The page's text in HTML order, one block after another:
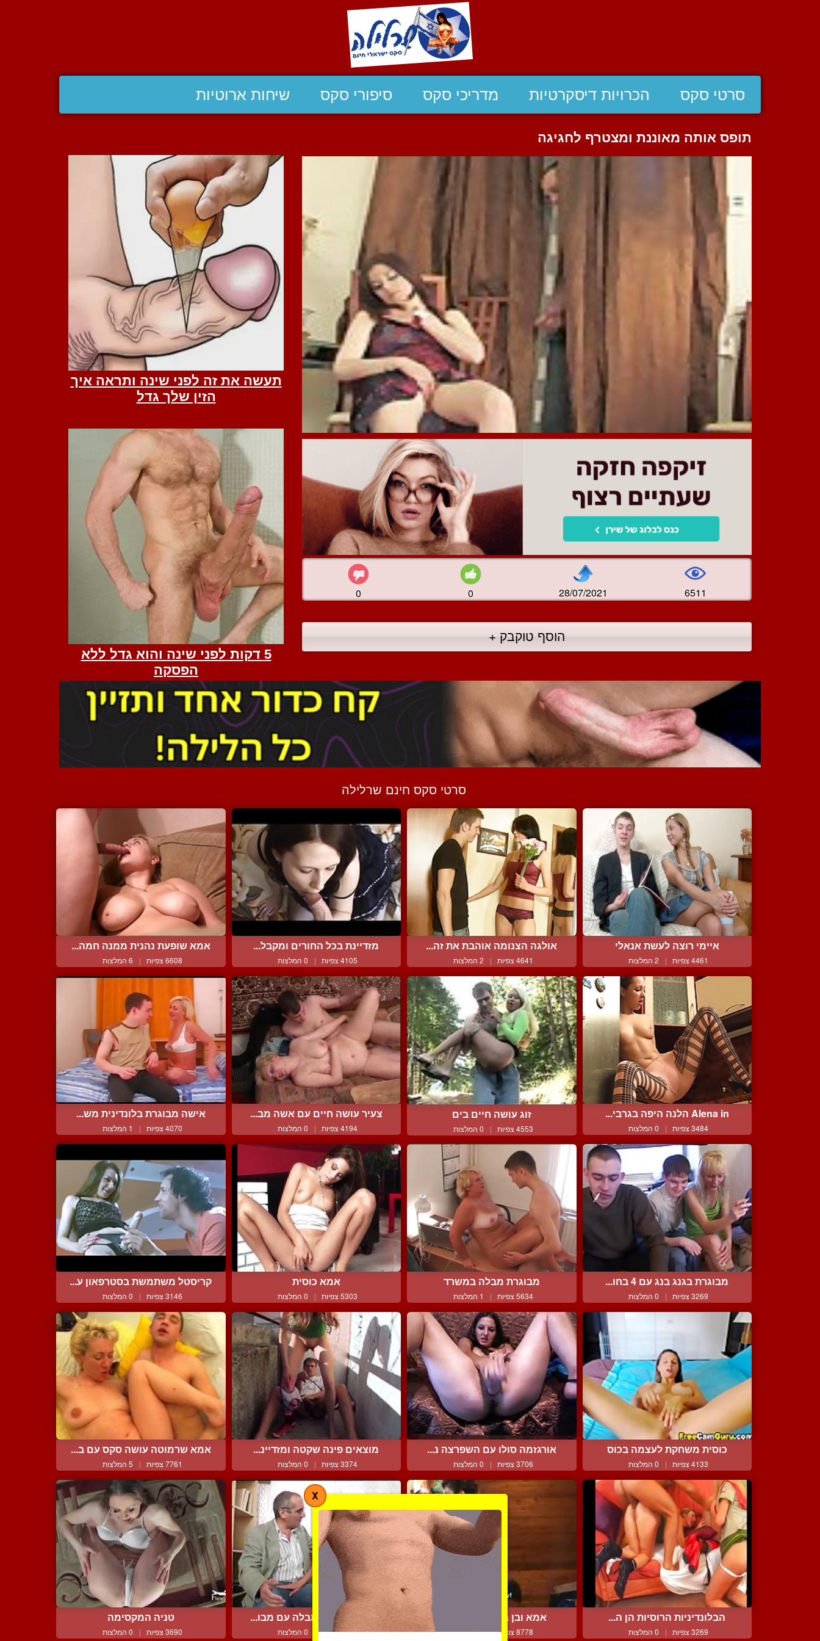
סרטי סקס הכרויות דיסקרטיות מדריכי סקס סיפורי סקס שיחות ארוטיות
תופס אותה מאוננת ומצטרף לחגיגה
0 0 28/07/2021 6511
הוסף טוקבק +
סרטי סקס חינם שרלילה
איימי רוצה לעשת אנאלי
4461 צפיות | 2 המלצות
אולגה הצנומה אוהבת את זה...
4641 צפיות | 2 המלצות
מזדיינת בכל החורים ומקבל...
4105 צפיות | 0 המלצות
אמא שופעת נהנית ממנה חמה...
6608 צפיות | 6 המלצות
Alena in הלנה היפה בגרבי...
3484 צפיות | 0 המלצות
זוג עושה חיים בים
4553 צפיות | 0 המלצות
צעיר עושה חיים עם אשה מב...
4194 צפיות | 0 המלצות
אישה מבוגרת בלונדינית מש...
4070 צפיות | 1 המלצות
מבוגרת בגנג בנג עם 4 בחו...
3269 צפיות | 0 המלצות
מבוגרת מבלה במשרד
5634 צפיות | 1 המלצות
אמא כוסית
5303 צפיות | 0 המלצות
קריסטל משתמשת בסטרפאון ע...
3146 צפיות | 0 המלצות
כוסית משחקת לעצמה בכוס
4133 צפיות | 0 המלצות
אורגזמה סולו עם השפרצה נ...
3706 צפיות | 0 המלצות
מוצאים פינה שקטה ומזדיינ...
3374 צפיות | 0 המלצות
אמא שרמוטה עושה סקס עם ב...
7761 צפיות | 5 המלצות
הבלונדיניות הרוסיות הן ה...
3269 צפיות | 0 המלצות
אמא ובן במעשים אסורים
8778 צפיות | 0 המלצות
חמודה וצעירה מבלה עם מבו...
5131 צפיות | 0 המלצות
טניה המקסימה
3690 צפיות | 0 המלצות
X